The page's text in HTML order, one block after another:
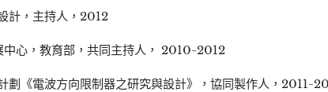
計，主持人，2012
心，教育部，共同主持人， 2010-2012
劃《電波方向限制器之研究與設計》，協同製作人，2011-